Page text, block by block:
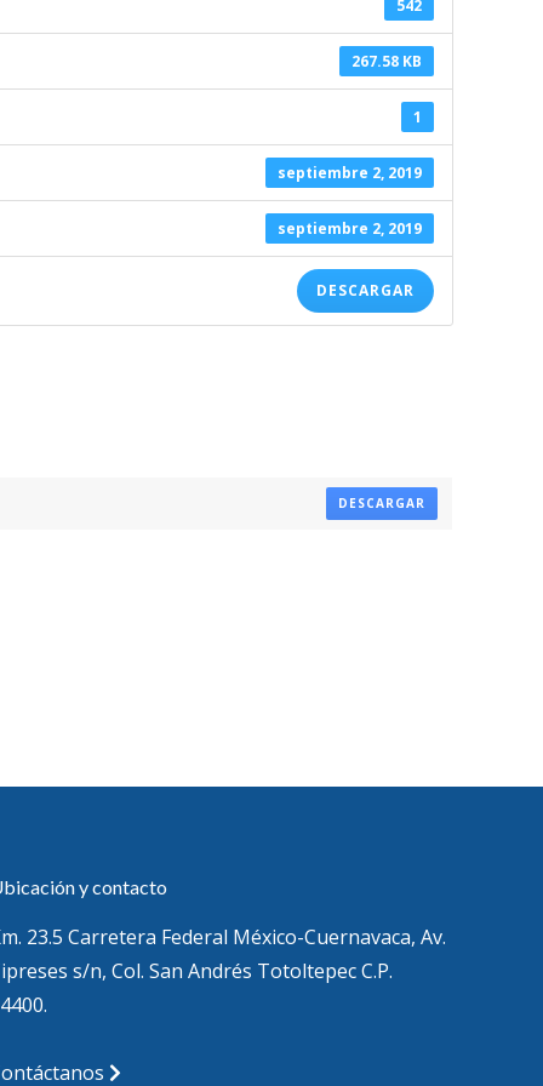
542
267.58 KB
1
septiembre 2, 2019
septiembre 2, 2019
DESCARGAR
DESCARGAR
y contacto
23.5 Carretera Federal México-Cuernavaca, Av.
s/n, Col. San Andrés Totoltepec C.P.